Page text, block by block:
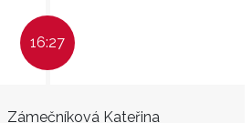
16:27
Zámečníková Kateřina